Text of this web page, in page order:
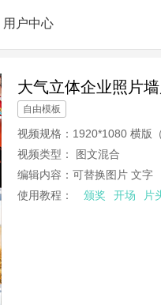
用户中心
大气立体企业照片
自由模板
视频规格： 1920*1080 横版
视频类型：
图文混合
编辑内容： 可替换图片 文字
使用教程：
颁奖 开场 片